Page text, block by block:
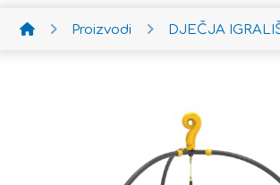
Proizvodi DJEČJA